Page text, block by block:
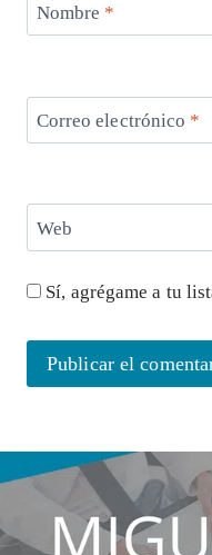
Nombre *
Correo electrónico *
Web
Sí, agrégame a tu